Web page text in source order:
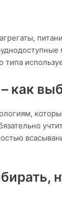
типа
как